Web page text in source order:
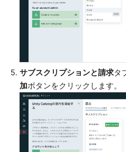
サブスクリプションと請求タ
加ボタンをクリックします。